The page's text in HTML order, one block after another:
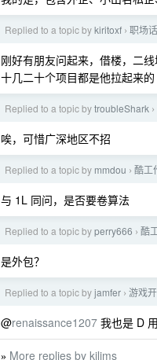
Replied to a topic bykiritoxf › 职场
刚好有朋友问起来，借楼，二
十几二十个项目都是他拉起来的
Replied to a topic bytroubleShark ›
唉，可惜广深地区不招
Replied to a topic by mmdou › 酷工
与 1L 同问，是否要卷算法
Replied to a topic byperry666 › 酷
是外包？
Replied to a topic byjamfer › 游戏
@renaissance1207 我也是 D
» More replies by kilims